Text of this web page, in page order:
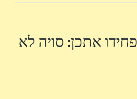
יפחידו אתכן: סויה לא